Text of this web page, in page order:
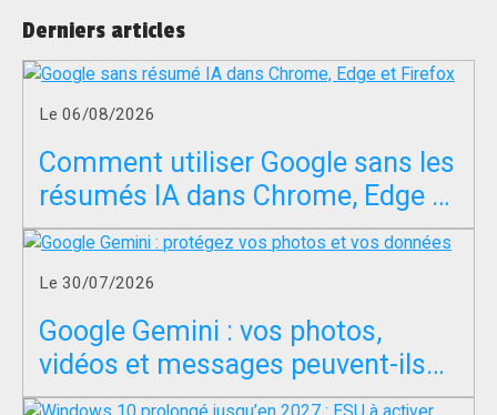
Derniers articles
Le 06/08/2026
Comment utiliser Google sans les
résumés IA dans Chrome, Edge et
Firefox ?
Le 30/07/2026
Google Gemini : vos photos,
vidéos et messages peuvent-ils
servir à entraîner l’IA ?